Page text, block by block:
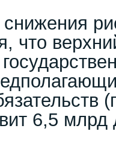
что
6,5 млрд